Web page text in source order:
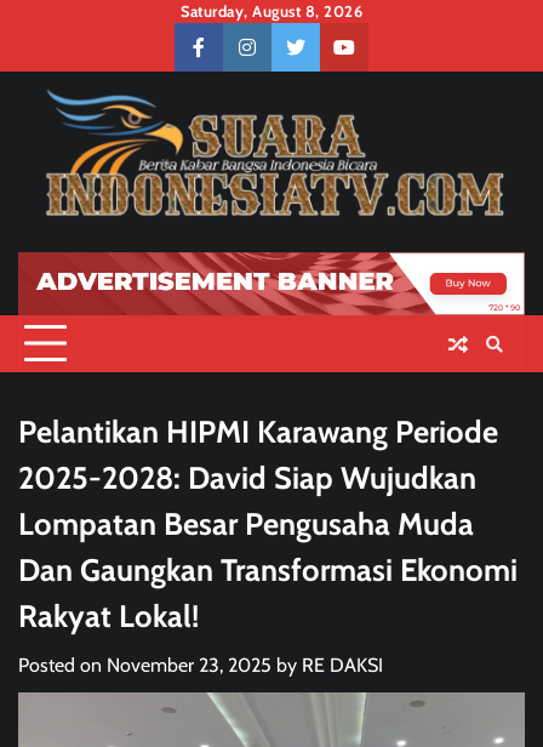
content
Saturday, August 8, 2026
facebookinstagramtwitteryoutube
Pelantikan HIPMI Karawang Periode
2025-2028: David Siap Wujudkan
Lompatan Besar Pengusaha Muda
Dan Gaungkan Transformasi Ekonomi
Rakyat Lokal!
Posted on November 23, 2025 by RE DAKSI